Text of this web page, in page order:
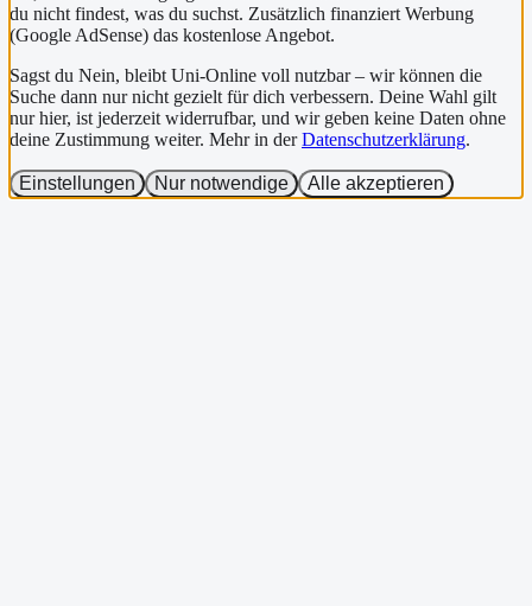
du nicht findest, was du suchst. Zusätzlich finanziert Werbung
(Google AdSense) das kostenlose Angebot.
Sagst du Nein, bleibt Uni-Online voll nutzbar – wir können die
Suche dann nur nicht gezielt für dich verbessern. Deine Wahl gilt
nur hier, ist jederzeit widerrufbar, und wir geben keine Daten ohne
deine Zustimmung weiter. Mehr in der Datenschutzerklärung.
Einstellungen Nur notwendige Alle akzeptieren